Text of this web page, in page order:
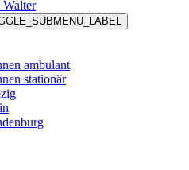
Walter
ambulant
stationär